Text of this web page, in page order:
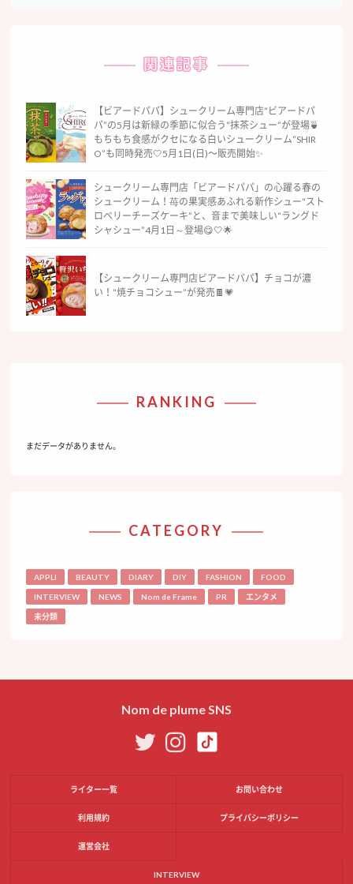
関連記事
【ビアードパパ】シュークリーム専門店“ビアードパ
パ”の5月は新緑の季節に似合う“抹茶シュー”が登場🍵
もちもち食感がクセになる白いシュークリーム“SHIR
O”も同時発売🤍5月1日(日)〜販売開始✨
シュークリーム専門店「ビアードパパ」の心躍る春の
シュークリーム！苺の果実感あふれる新作シュー“スト
ロベリーチーズケーキ”と、音まで美味しい“ラングド
シャシュー”4月1日～登場😋🤍🌟
【シュークリーム専門店ビアードパパ】チョコが濃
い！“焼チョコシュー”が発売🍫💗
RANKING
まだデータがありません。
CATEGORY
APPLI BEAUTY DIARY DIY FASHION FOOD
INTERVIEW NEWS Nom de Frame PR エンタメ
未分類
Nom de plume SNS
ライター一覧 お問い合わせ
利用規約 プライバシーポリシー
運営会社
INTERVIEW